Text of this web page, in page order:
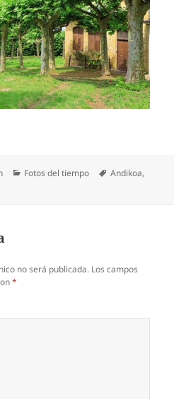
Categorías
Fotos del tiempo Etiquetas
Andikoa,
no será publicada. Los campos
*